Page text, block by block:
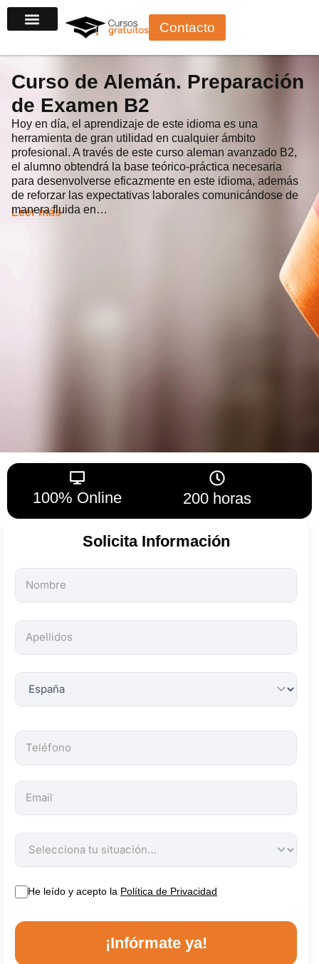
al
Contacto
Curso de Alemán. Preparación
de Examen B2
Hoy en día, el aprendizaje de este idioma es una
herramienta de gran utilidad en cualquier ámbito
profesional. A través de este curso aleman avanzado B2,
el alumno obtendrá la base teórico-práctica necesaria
para desenvolverse eficazmente en este idioma, además
de reforzar las expectativas laborales comunicándose de
manera fluida en…
Leer más
100% Online 200 horas
Solicita Información
Todos
los
son
obligatorios.
He leído y acepto la Política de Privacidad
¡Infórmate ya!